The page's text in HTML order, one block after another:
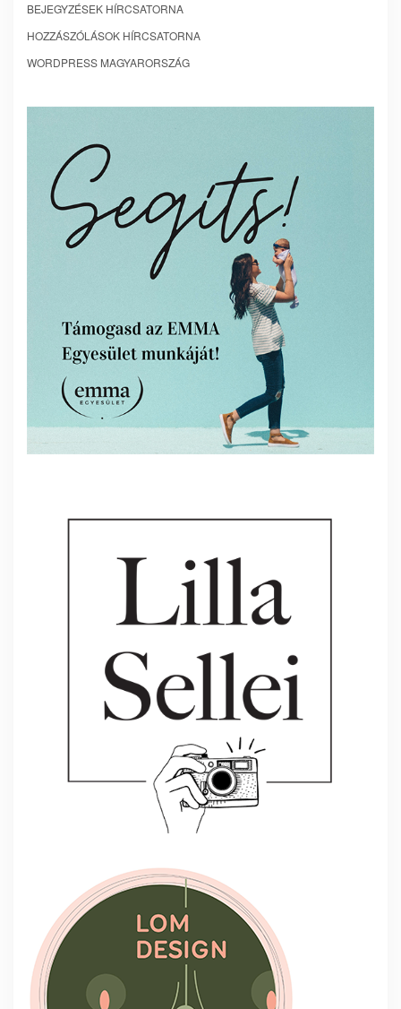
BEJEGYZÉSEK HÍRCSATORNA
HOZZÁSZÓLÁSOK HÍRCSATORNA
WORDPRESS MAGYARORSZÁG